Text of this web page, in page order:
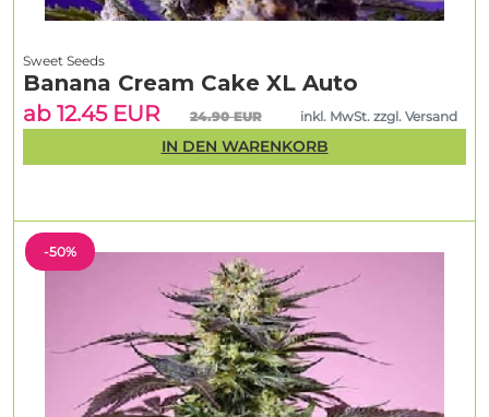
-50%
Sweet Seeds
Banana Cream Cake XL Auto
ab 12.45 EUR
24.90 EUR inkl. MwSt. zzgl. Versand
IN DEN WARENKORB